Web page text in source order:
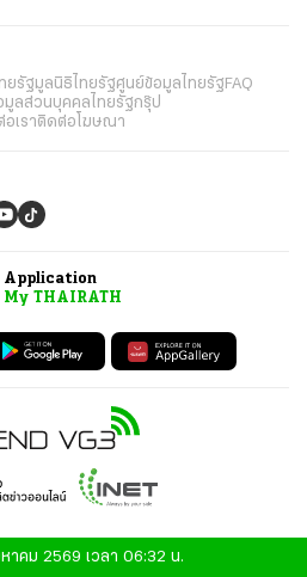
ยรัฐมูลนิธิไทยรัฐศูนย์ข้อมูลไทยรัฐFAQ
มูลส่วนบุคคลไทยรัฐกรุ๊ป
เราติดต่อโฆษณา
Application
My THAIRATH
าคม 2569 เวลา 06:32 น.